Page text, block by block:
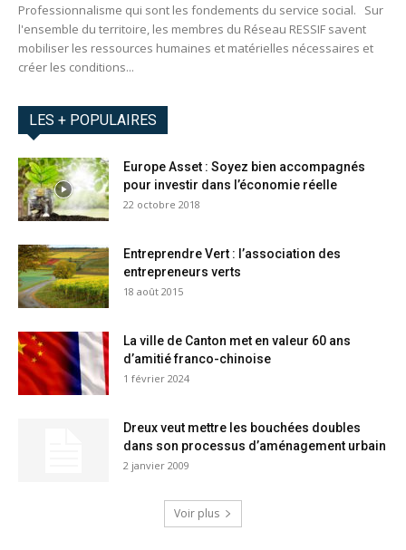
Professionnalisme qui sont les fondements du service social. Sur
l'ensemble du territoire, les membres du Réseau RESSIF savent
mobiliser les ressources humaines et matérielles nécessaires et
créer les conditions...
LES + POPULAIRES
Europe Asset : Soyez bien accompagnés
pour investir dans l’économie réelle
22 octobre 2018
Entreprendre Vert : l’association des
entrepreneurs verts
18 août 2015
La ville de Canton met en valeur 60 ans
d’amitié franco-chinoise
1 février 2024
Dreux veut mettre les bouchées doubles
dans son processus d’aménagement urbain
2 janvier 2009
Voir plus